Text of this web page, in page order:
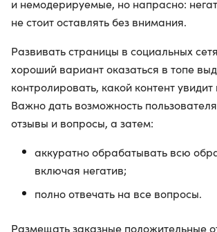
и немодерируемые, но напрасно:
не стоит оставлять без внимания.
Развивать страницы в социальных
хороший вариант оказаться в топе
контролировать, какой контент увидит
Важно дать возможность
отзывы и вопросы, а затем:
аккуратно обрабатывать всю
включая негатив;
полно отвечать на все вопросы.
Размещать заказные положительные